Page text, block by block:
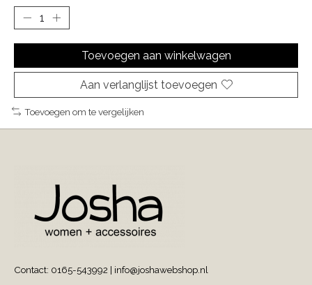
Toevoegen aan winkelwagen
Aan verlanglijst toevoegen
Toevoegen om te vergelijken
Contact: 0165-543992 | info@joshawebshop.nl